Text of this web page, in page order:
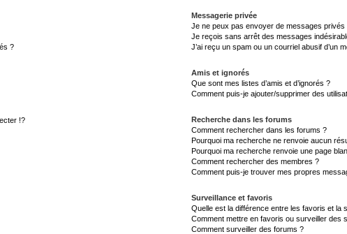
?
!?
Messagerie privée
Je ne peux pas envoyer de messages privés
Je reçois sans arrêt des messages
J’ai reçu un spam ou un courriel abusif d’un
Amis et ignorés
Que sont mes listes d’amis et d’ignorés ?
Comment puis-je ajouter/supprimer des
Recherche dans les forums
Comment rechercher dans les forums ?
Pourquoi ma recherche ne renvoie aucun
Pourquoi ma recherche renvoie une page
Comment rechercher des membres ?
Comment puis-je trouver mes propres
Surveillance et favoris
Quelle est la différence entre les favoris et la
Comment mettre en favoris ou surveiller des
Comment surveiller des forums ?